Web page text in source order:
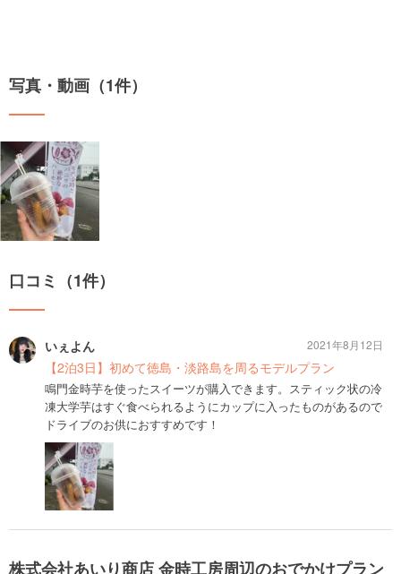
写真・動画（1件）
口コミ（1件）
いぇよん
【2泊3日】初めて徳島・淡路島を周るモデルプラン
鳴門金時芋を使ったスイーツが購入できます。スティック状の冷
凍大学芋はすぐ食べられるようにカップに入ったものがあるので
ドライブのお供におすすめです！
2021年8月12日
株式会社あいり商店 金時工房周辺のおでかけプラン